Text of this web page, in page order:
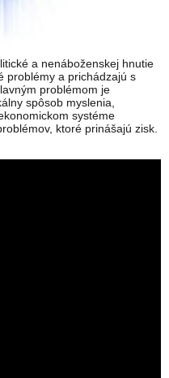
a nenáboženskej hnutie
problémy a prichádzajú s
problémom je
spôsob myslenia,
systéme
ktoré prinášajú zisk.